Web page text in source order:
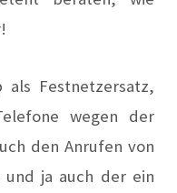
Festnetzersatz,
wegen der
den Anrufen von
und ja auch der ein